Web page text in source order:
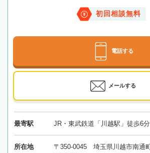
初回相談無料
電話する
メールする
最寄駅 JR・東武鉄道「川越駅」徒歩6分
所在地
〒350-0045 埼玉県川越市南通